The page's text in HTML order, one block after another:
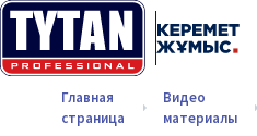
Главная
страница
Видео
материалы